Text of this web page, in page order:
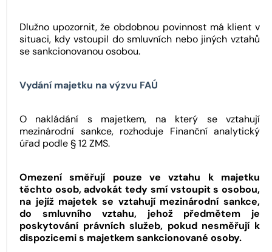
Dlužno upozornit, že obdobnou povinnost má klient v
situaci, kdy vstoupil do smluvních nebo jiných vztahů
se sankcionovanou osobou.
Vydání majetku na výzvu FAÚ
O nakládání s majetkem, na který se vztahují
mezinárodní sankce, rozhoduje Finanční analytický
úřad podle § 12 ZMS.
Omezení směřují pouze ve vztahu k majetku
těchto osob, advokát tedy smí vstoupit s osobou,
na jejíž majetek se vztahují mezinárodní sankce,
do smluvního vztahu, jehož předmětem je
poskytování právních služeb, pokud nesměřují k
dispozicemi s majetkem sankcionované osoby.